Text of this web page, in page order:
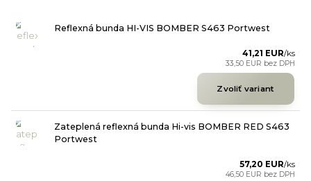
Reflexná bunda HI-VIS BOMBER S463 Portwest
41,21 EUR/ks
33,50 EUR bez DPH
Zvoliť variant
Zateplená reflexná bunda Hi-vis BOMBER RED S463
Portwest
57,20 EUR/ks
46,50 EUR bez DPH